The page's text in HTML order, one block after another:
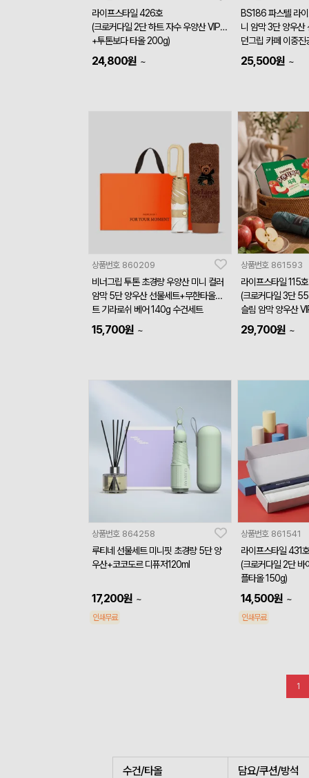
라이프스타일 426호
(크로커다일 2단 하트 자수 우양산 VIP
+투톤보다 타올 200g)
24,800원 ~
BS186 파스텔 라
니 암막 3단 양우산
던그립 카페 이중
ml+송월타올 혼방
25,500원 ~
상품번호 860209
비너그립 투톤 초경량 우양산 미니 컬러
암막 5단 양우산 선물세트+무한타올세
트 기라로쉬 베어 140g 수건세트
15,700원 ~
상품번호 861593
라이프스타일 115호
(크로커다일 3단
슬림 암막 양우산
29,700원 ~
상품번호 864258
루티네 선물세트 미니핏 초경량 5단 양
우산+코코도르 디퓨저120ml
17,200원 ~
인쇄무료
상품번호 861541
라이프스타일 431호
(크로커다일 2단 바
플타올 150g)
14,500원 ~
인쇄무료
1
수건/타올 담요/쿠션/방석